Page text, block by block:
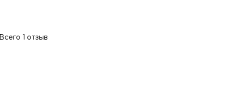
Всего 1 отзыв